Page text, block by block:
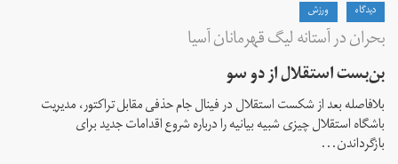
دیدگاه ورزش
بحران در آستانه لیگ قهرمانان آسیا
بن‌بست استقلال از دو سو
بلافاصله بعد از شکست استقلال در فینال جام حذفی مقابل تراکتور، مدیریت
باشگاه استقلال چیزی شبیه بیانیه را درباره شروع اقدامات جدید برای
بازگرداندن...